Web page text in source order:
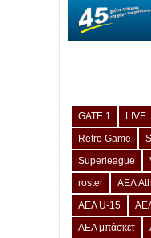
GATE 1 LIVE
Retro Game
Superleague
roster
ΑΕΛ
ΑΕΛ U-15
ΑΕΛ μπάσκετ